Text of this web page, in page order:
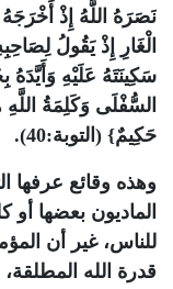
نَصَرَهُ اللَّهُ إِذْ
الْغَارِ إِذْ يَقُولُ
سَكِينَتَهُ عَلَيْهِ وَأَيَّدَهُ
السُّفْلَى وَكَلِمَةُ اللَّهِ
حَكِيمٌ} (التوبة:40).
وهذه وقائع عرفها
الماديون بعضها أو
للناس، غير أن
قدرة الله المطلقة،